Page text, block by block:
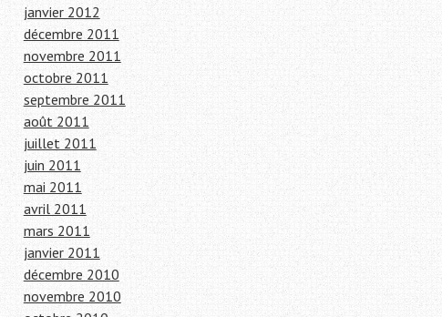
janvier 2012
décembre 2011
novembre 2011
octobre 2011
septembre 2011
août 2011
juillet 2011
juin 2011
mai 2011
avril 2011
mars 2011
janvier 2011
décembre 2010
novembre 2010